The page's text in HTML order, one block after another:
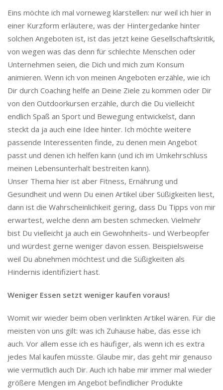
Eins möchte ich mal vorneweg klarstellen: nur weil ich hier in
einer Kurzform erläutere, was der Hintergedanke hinter
solchen Angeboten ist, ist das jetzt keine Gesellschaftskritik,
von wegen was das denn für schlechte Menschen oder
Unternehmen seien, die Dich und mich zum Konsum
animieren. Wenn ich von meinen Angeboten erzähle, wie ich
Dir durch Coaching helfe an Deine Ziele zu kommen oder Dir
von den Outdoorkursen erzähle, durch die Du vielleicht
endlich Spaß an Sport und Bewegung entwickelst, dann
steckt da ja auch eine Idee hinter. Ich möchte weitere
passende Interessenten finde, zu denen mein Angebot
passt und denen ich helfen kann (und ich im Umkehrschluss
meinen Lebensunterhalt bestreiten kann).
Unser Thema hier ist aber Fitness, Ernährung und
Gesundheit und wenn Du einen Artikel über Süßigkeiten liest,
dann ist die Wahrscheinlichkeit gering, dass Du Tipps von mir
erwartest, welche denn am besten schmecken. Vielmehr
bist Du vielleicht ja auch ein Gewohnheits- und Werbeopfer
und würdest gerne weniger davon essen. Beispielsweise
weil Du abnehmen möchtest und die Süßigkeiten als
Hindernis identifiziert hast.
Weniger Essen setzt weniger kaufen voraus!
Womit wir wieder beim oben verlinkten Artikel wären. Für die
meisten von uns gilt: was ich Zuhause habe, das esse ich
auch. Vor allem esse ich es häufiger, als wenn ich es extra
jedes Mal kaufen müsste. Glaube mir, das geht mir genauso
wie vermutlich auch Dir. Auch ich habe mir immer mal wieder
größere Mengen im Angebot befindlicher Produkte